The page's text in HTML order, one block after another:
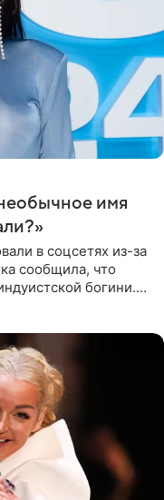
имя
в соцсетях из-за
сообщила, что
богини.